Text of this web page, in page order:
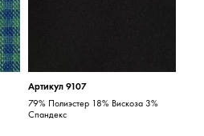
Артикул 9107
79% Полиэстер 18% Вискоза 3%
Спандекс